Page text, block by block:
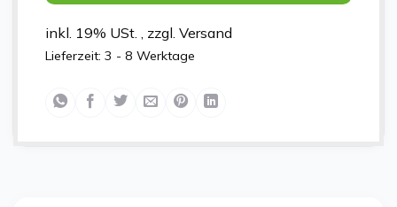
inkl. 19% USt. , zzgl. Versand
Lieferzeit: 3 - 8 Werktage